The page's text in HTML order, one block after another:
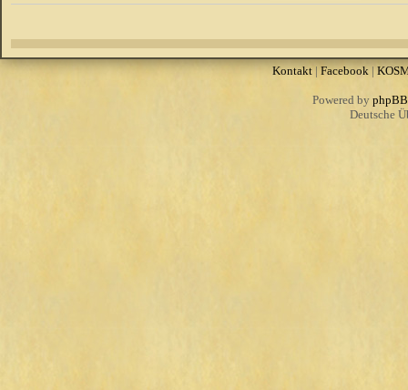
Kontakt| Facebook|
Powered by phpBB
Deutsche